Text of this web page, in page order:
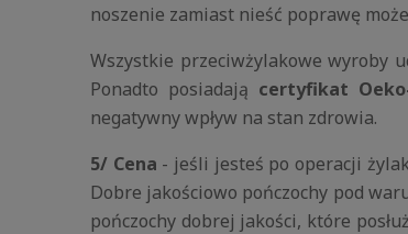
noszenie zamiast nieść poprawę
Wszystkie przeciwżylakowe wyroby
Ponadto posiadają certyfikat
negatywny wpływ na stan zdrowia.
5/ Cena - jeśli jesteś po operacji
Dobre jakościowo pończochy pod
pończochy dobrej jakości, które